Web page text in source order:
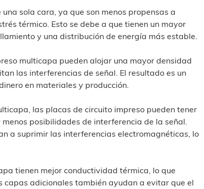
sola cara, ya que son menos propensas a
térmico. Esto se debe a que tienen un mayor
y una distribución de energía más estable.
multicapa pueden alojar una mayor densidad
las interferencias de señal. El resultado es un
en materiales y producción.
las placas de circuito impreso pueden tener
posibilidades de interferencia de la señal.
a suprimir las interferencias electromagnéticas, lo
tienen mejor conductividad térmica, lo que
capas adicionales también ayudan a evitar que el